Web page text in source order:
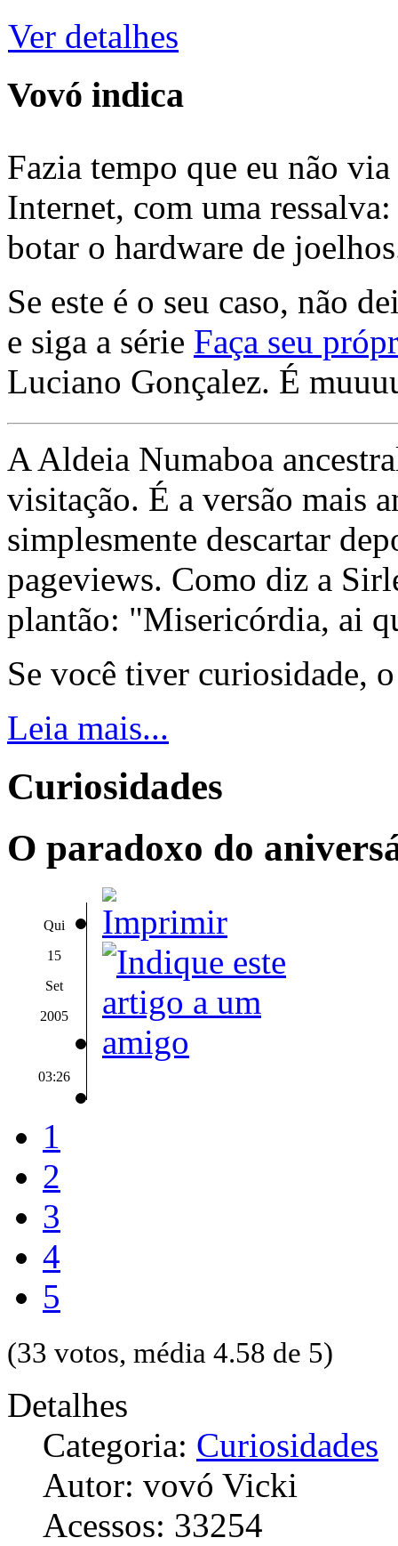
Ver detalhes
Vovó indica
Fazia tempo que eu não
Internet, com uma
botar o hardware de
Se este é o seu caso, não
e siga a série Faça seu
Luciano Gonçalez. É
A Aldeia Numaboa
visitação. É a versão mais
simplesmente descartar
pageviews. Como diz a
plantão: "Misericórdia, ai
Se você tiver curiosidade,
Leia mais...
Curiosidades
O paradoxo do
Qui
15
Set
2005
03:26
1
2
3
4
5
(33 votos, média 4.58 de 5)
Detalhes
Categoria: Curiosidades
Autor: vovó Vicki
Acessos: 33254